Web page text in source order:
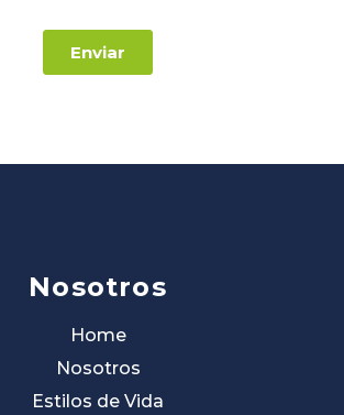
Nosotros
Home
Nosotros
Estilos de Vida